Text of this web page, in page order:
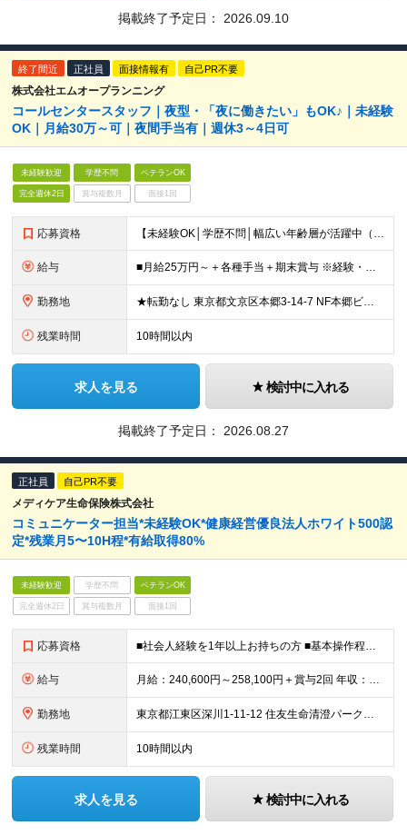
掲載終了予定日： 2026.09.10
終了間近 正社員 面接情報有 自己PR不要
株式会社エムオープランニング
コールセンタースタッフ｜夜型・「夜に働きたい」もOK♪｜未経験
OK｜月給30万～可｜夜間手当有｜週休3～4日可
未経験歓迎 学歴不問 ベテランOK
完全週休2日 賞与複数月 面接1回
応募資格 【未経験OK│学歴不問│幅広い年齢層が活躍中（20代/30代/40代/50代）】 ◇基本的なPCスキル（入力・検索など）をお持ちの方 ＼こんな方を歓迎します／ ◎販売・サービス経験者歓迎（落ち着いた
給与 ■月給25万円～＋各種手当＋期末賞与 ※経験・年齢・スキルを考慮し決定します ※深夜・土日・時間帯手当あり ※22時以降・夜勤・土日出勤で手当加算、月30万円以上も可 ※残業代は1分単位で全額支給し
勤務地 ★転勤なし 東京都文京区本郷3-14-7 NF本郷ビル ★2026年11月頃より海浜幕張エリアに移転予定！ 千葉県千葉市美浜区中瀬1-6 駅から屋根付き通路を利用して通勤可能なため、 雨の日でも
残業時間 10時間以内
求人を見る 検討中に入れる
掲載終了予定日： 2026.08.27
正社員 自己PR不要
メディケア生命保険株式会社
コミュニケーター担当*未経験OK*健康経営優良法人ホワイト500認
定*残業月5〜10H程*有給取得80%
未経験歓迎 学歴不問 ベテランOK
完全週休2日 賞与複数月 面接1回
応募資格 ■社会人経験を1年以上お持ちの方 ■基本操作程度のOAスキルをお持ちの方 ■営業や販売接客サービスなど業務経験をお持ちの方（業界不問）
給与 月給：240,600円～258,100円＋賞与2回 年収：361万円～433万円 ※残業代は別途支給。 ※上記はあくまでも最低保証給となります。経験・スキルを考慮の上、決定いたします。 ※試用期間3
勤務地 東京都江東区深川1-11-12 住友生命清澄パークビル ※転勤の可能性はありません。 (変更の範囲)上記を除く当社関連勤務地
残業時間 10時間以内
求人を見る 検討中に入れる